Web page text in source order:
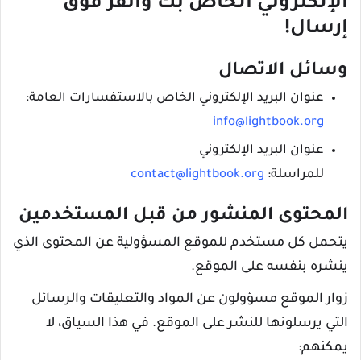
إرسال!
وسائل الاتصال
عنوان البريد الإلكتروني الخاص بالاستفسارات العامة:
info@lightbook.org
عنوان البريد الإلكتروني
للمراسلة: contact@lightbook.org
المحتوى المنشور من قبل المستخدمين
يتحمل كل مستخدم للموقع المسؤولية عن المحتوى الذي
ينشره بنفسه على الموقع.
زوار الموقع مسؤولون عن المواد والتعليقات والرسائل
التي يرسلونها للنشر على الموقع. في هذا السياق، لا
يمكنهم: